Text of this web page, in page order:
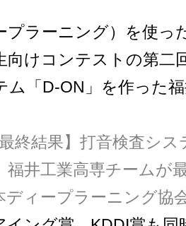
プラーニング）を使っ
向けコンテストの第二
ム「D-ON」を作った
最終結果】打音検査シ
福井工業高専チームが
ディープラーニング協